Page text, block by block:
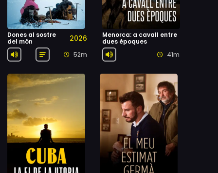
Dones al sostre
del món
2026
52m
Menorca: a cavall entre
dues èpoques
41m